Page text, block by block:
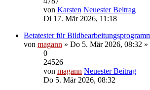
von Karsten Neuester Beitrag
Di 17. Mär 2026, 11:18
Betatester für
von magann » Do 5. Mär 2026, 08:32 »
0
24526
von magann Neuester Beitrag
Do 5. Mär 2026, 08:32